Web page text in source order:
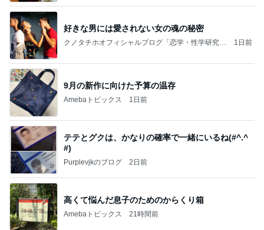
好きな男には愛されない女の魂の秘密
クノタチホオフィシャルブログ「恋学・性学研究
1日前
9月の新作に向けた予算の温存
Amebaトピックス 1日前
テテとグクは、かなりの確率で一緒にいるね(#^.^
#)
Purplevjkのブログ 2日前
高くて悩んだ息子のためのからくり箱
Amebaトピックス 21時間前